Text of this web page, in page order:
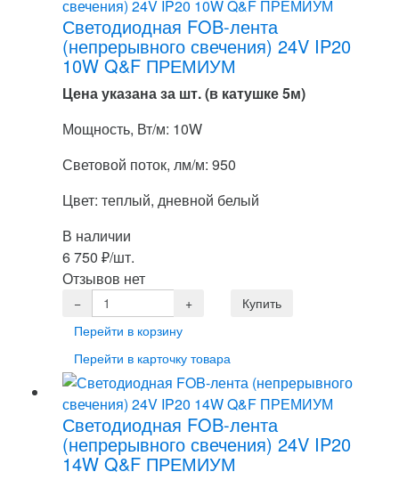
Светодиодная FOB-лента
(непрерывного свечения) 24V IP20
10W Q&F ПРЕМИУМ
Цена указана за шт. (в катушке 5м)
Мощность, Вт/м: 10W
Световой поток, лм/м: 950
Цвет: теплый, дневной белый
В наличии
6 750 ₽/шт.
Отзывов нет
Перейти в корзину
Перейти в карточку товара
Светодиодная FOB-лента
(непрерывного свечения) 24V IP20
14W Q&F ПРЕМИУМ